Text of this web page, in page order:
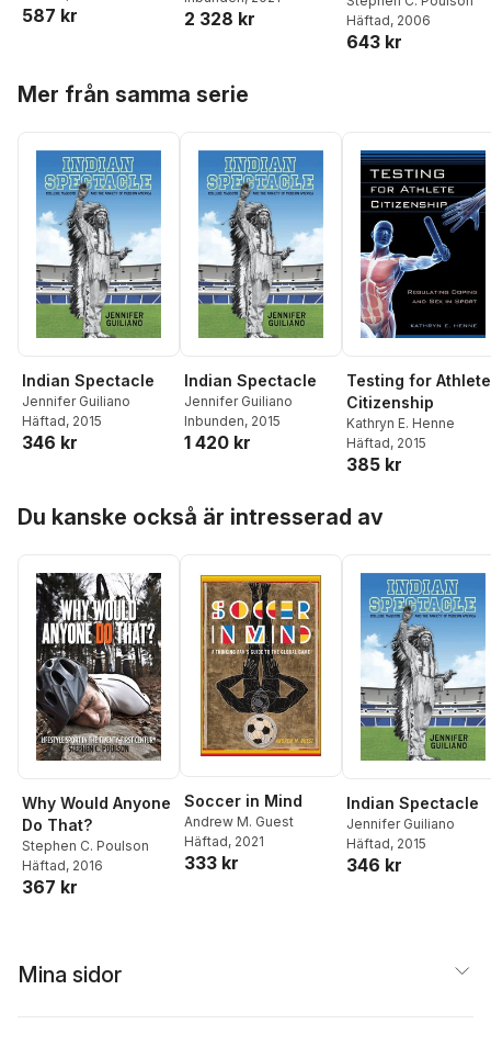
587 kr 2 328 kr
Häftad, 2006
643 kr
Mer från samma serie
Indian Spectacle
Jennifer Guiliano
Häftad, 2015
346 kr
Indian Spectacle
Jennifer Guiliano
Inbunden, 2015
1 420 kr
Testing for Athlete
Citizenship
Kathryn E. Henne
Häftad, 2015
385 kr
Du kanske också är intresserad av
Why Would Anyone
Do That?
Stephen C. Poulson
Häftad, 2016
367 kr
Soccer in Mind
Andrew M. Guest
Häftad, 2021
333 kr
Indian Spectacle
Jennifer Guiliano
Häftad, 2015
346 kr
Mina sidor